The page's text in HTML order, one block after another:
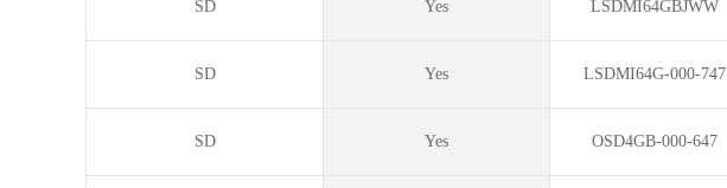
SD
SD
SD
Yes LSDMI64GBJWW
Yes LSDMI64G-000-747
Yes OSD4GB-000-647